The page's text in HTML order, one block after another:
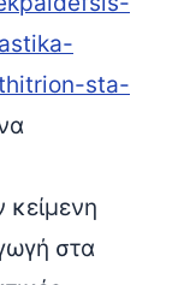
sta-
κείμενη
στα